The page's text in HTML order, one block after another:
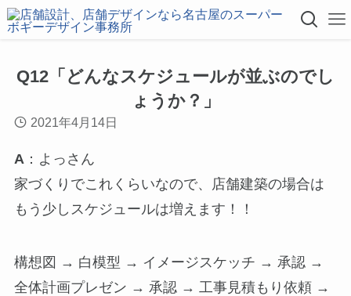
Q12「どんなスケジュールが並ぶのでし
ょうか？」
2021年4月14日
A：よっさん
家づくりでこれくらいなので、店舗建築の場合は
もう少しスケジュールは増えます！！
構想図 → 白模型 → イメージスケッチ → 承認 →
全体計画プレゼン → 承認 → 工事見積もり依頼 →